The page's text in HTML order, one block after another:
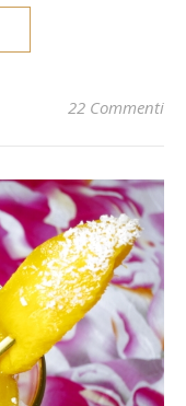
22 Commenti